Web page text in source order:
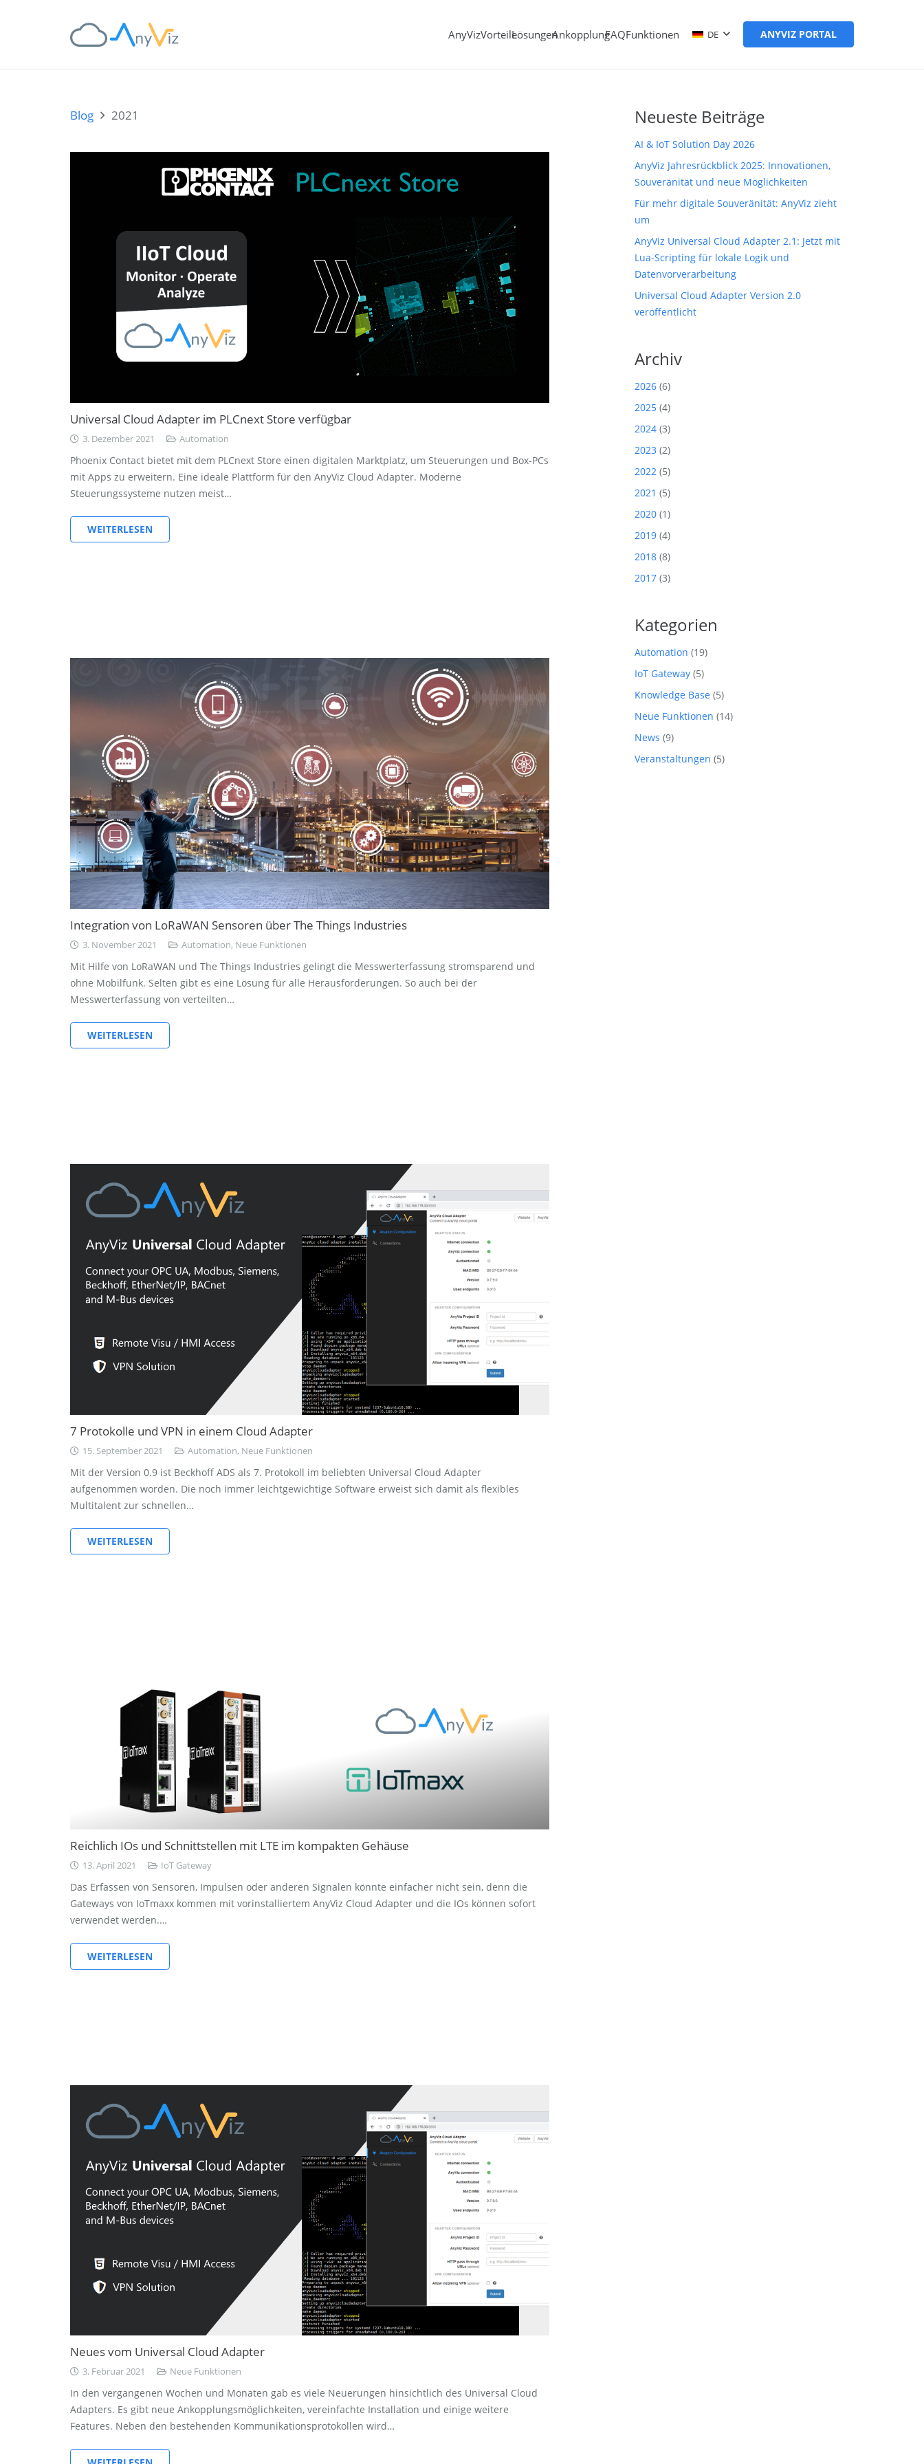
AnyVizVorteileLösungenAnkopplungFAQFunktionen DE ANYVIZ PORTAL
Blog 2021
Universal Cloud Adapter im PLCnext Store verfügbar
3. Dezember 2021 Automation
Phoenix Contact bietet mit dem PLCnext Store einen digitalen Marktplatz, um Steuerungen und Box-PCs
mit Apps zu erweitern. Eine ideale Plattform für den AnyViz Cloud Adapter. Moderne
Steuerungssysteme nutzen meist…
WEITERLESEN
Integration von LoRaWAN Sensoren über The Things Industries
3. November 2021 Automation, Neue Funktionen
Mit Hilfe von LoRaWAN und The Things Industries gelingt die Messwerterfassung stromsparend und
ohne Mobilfunk. Selten gibt es eine Lösung für alle Herausforderungen. So auch bei der
Messwerterfassung von verteilten…
WEITERLESEN
7 Protokolle und VPN in einem Cloud Adapter
15. September 2021 Automation, Neue Funktionen
Mit der Version 0.9 ist Beckhoff ADS als 7. Protokoll im beliebten Universal Cloud Adapter
aufgenommen worden. Die noch immer leichtgewichtige Software erweist sich damit als flexibles
Multitalent zur schnellen…
WEITERLESEN
Reichlich IOs und Schnittstellen mit LTE im kompakten Gehäuse
13. April 2021 IoT Gateway
Das Erfassen von Sensoren, Impulsen oder anderen Signalen könnte einfacher nicht sein, denn die
Gateways von IoTmaxx kommen mit vorinstalliertem AnyViz Cloud Adapter und die IOs können sofort
verwendet werden.…
WEITERLESEN
Neues vom Universal Cloud Adapter
3. Februar 2021 Neue Funktionen
In den vergangenen Wochen und Monaten gab es viele Neuerungen hinsichtlich des Universal Cloud
Adapters. Es gibt neue Ankopplungsmöglichkeiten, vereinfachte Installation und einige weitere
Features. Neben den bestehenden Kommunikationsprotokollen wird…
Neueste Beiträge
AI & IoT Solution Day 2026
AnyViz Jahresrückblick 2025: Innovationen,
Souveränität und neue Möglichkeiten
Für mehr digitale Souveränität: AnyViz zieht
um
AnyViz Universal Cloud Adapter 2.1: Jetzt mit
Lua-Scripting für lokale Logik und
Datenvorverarbeitung
Universal Cloud Adapter Version 2.0
veröffentlicht
Archiv
2026(6)
2025(4)
2024(3)
2023(2)
2022(5)
2021 (5)
2020(1)
2019(4)
2018(8)
2017(3)
Kategorien
Automation (19)
IoT Gateway(5)
Knowledge Base(5)
Neue Funktionen (14)
News (9)
Veranstaltungen (5)